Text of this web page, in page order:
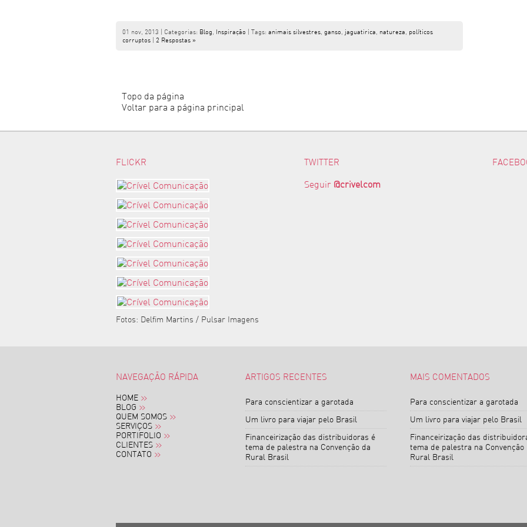
01 nov, 2013 | Categorias: Blog, Inspiração | Tags: animais silvestres, ganso, jaguatirica, natureza, políticos
corruptos
2 Respostas »
Topo da página
Voltar para a página principal
FLICKR
Fotos: Delfim Martins / Pulsar Imagens
TWITTER
Seguir @crivelcom
NAVEGAÇÃO RÁPIDA
HOME
BLOG
QUEM SOMOS
SERVIÇOS
PORTIFOLIO
CLIENTES
CONTATO
ARTIGOS RECENTES
Para conscientizar a garotada
Um livro para viajar pelo Brasil
Financeirização das distribuidoras é
tema de palestra na Convenção da
Rural Brasil
MAIS COMENTADOS
Para conscientizar a garotada
Um livro para viajar pelo Brasil
Financeirização das
tema de palestra na Convenção
Rural Brasil